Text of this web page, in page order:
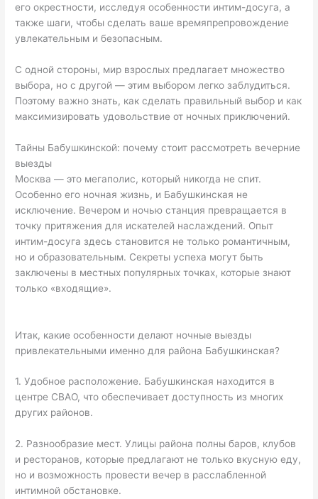
его окрестности, исследуя особенности интим-досуга, а
также шаги, чтобы сделать ваше времяпрепровождение
увлекательным и безопасным.
С одной стороны, мир взрослых предлагает множество
выбора, но с другой — этим выбором легко заблудиться.
Поэтому важно знать, как сделать правильный выбор и как
максимизировать удовольствие от ночных приключений.
Тайны Бабушкинской: почему стоит рассмотреть вечерние
выезды
Москва — это мегаполис, который никогда не спит.
Особенно его ночная жизнь, и Бабушкинская не
исключение. Вечером и ночью станция превращается в
точку притяжения для искателей наслаждений. Опыт
интим-досуга здесь становится не только романтичным,
но и образовательным. Секреты успеха могут быть
заключены в местных популярных точках, которые знают
только «входящие».
Итак, какие особенности делают ночные выезды
привлекательными именно для района Бабушкинская?
1. Удобное расположение. Бабушкинская находится в
центре СВАО, что обеспечивает доступность из многих
других районов.
2. Разнообразие мест. Улицы района полны баров, клубов
и ресторанов, которые предлагают не только вкусную еду,
но и возможность провести вечер в расслабленной
интимной обстановке.